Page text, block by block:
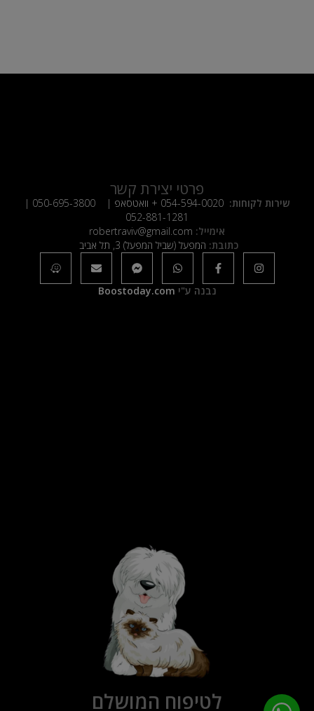
לטיפוח המושלם
פרטי יצירת קשר
שירות לקוחות: 054-594-0020 + וואטסאפ | 050-695-3800
|
052-881-1281
אימייל: robertraviv@gmail.com
כתובת: המפעל (שביל המפעל) 3, תל אביב
נבנה ע"י Boostoday.com